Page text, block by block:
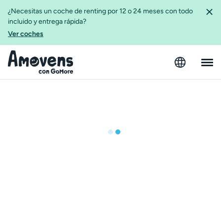
¿Necesitas un coche de renting por 12 o 24 meses con todo
incluido y entrega rápida?
Ver coches